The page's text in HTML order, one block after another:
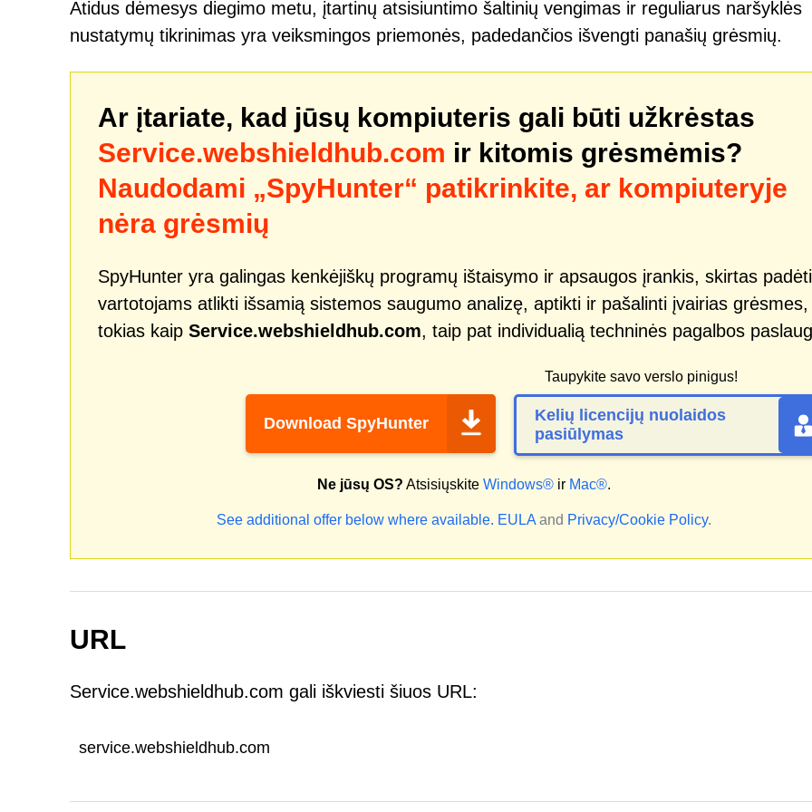
Atidus dėmesys diegimo metu, įtartinų atsisiuntimo šaltinių vengimas ir reguliarus naršyklės
nustatymų tikrinimas yra veiksmingos priemonės, padedančios išvengti panašių grėsmių.
Ar įtariate, kad jūsų kompiuteris gali būti užkrėstas
Service.webshieldhub.com ir kitomis grėsmėmis?
Naudodami „SpyHunter“ patikrinkite, ar kompiuteryje
nėra grėsmių
SpyHunter yra galingas kenkėjiškų programų ištaisymo ir apsaugos įrankis, skirtas padėti
vartotojams atlikti išsamią sistemos saugumo analizę, aptikti ir pašalinti įvairias grėsmes,
tokias kaip Service.webshieldhub.com, taip pat individualią techninės pagalbos
Download SpyHunter
Taupykite savo verslo pinigus!
Kelių licencijų nuolaidos
pasiūlymas
Ne jūsų OS? Atsisiųskite Windows® ir Mac®.
See additional offer below where available. EULA and Privacy/Cookie Policy.
URL
Service.webshieldhub.com gali iškviesti šiuos URL:
service.webshieldhub.com